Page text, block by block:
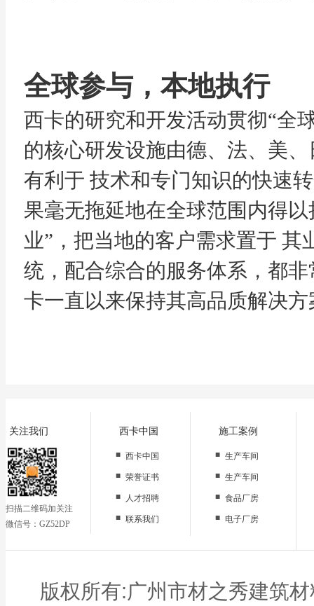
全球参与，本地执行
西卡的研究和开发活动贯彻“全
的核心研发设施由德、法、美
有利于 技术和专门知识的快速
果毫无拖延地在全球范围内得
业”，把当地的客户需求置于
统，配合综合的服务体系，都
卡一直以来保持其高品质解决
关注我们
扫描二维码加关注
微信号：GZ52DP
西卡中国
■ 西卡中国
■ 荣誉证书
■
人才招聘
■ 联系我们
施工案例
■ 生产车间
■ 生产车间
■ 食品厂房
■ 电子厂房
■
停车场
版权所有:广州市材之秀建